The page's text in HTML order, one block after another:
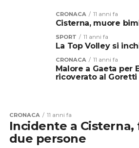
CRONACA 11 anni fa
Cisterna, muore
SPORT 11 anni fa
La Top Volley si
CRONACA 11 anni fa
Malore a Gaeta per
ricoverato al Goretti
CRONACA 11 anni fa
Incidente a
due persone